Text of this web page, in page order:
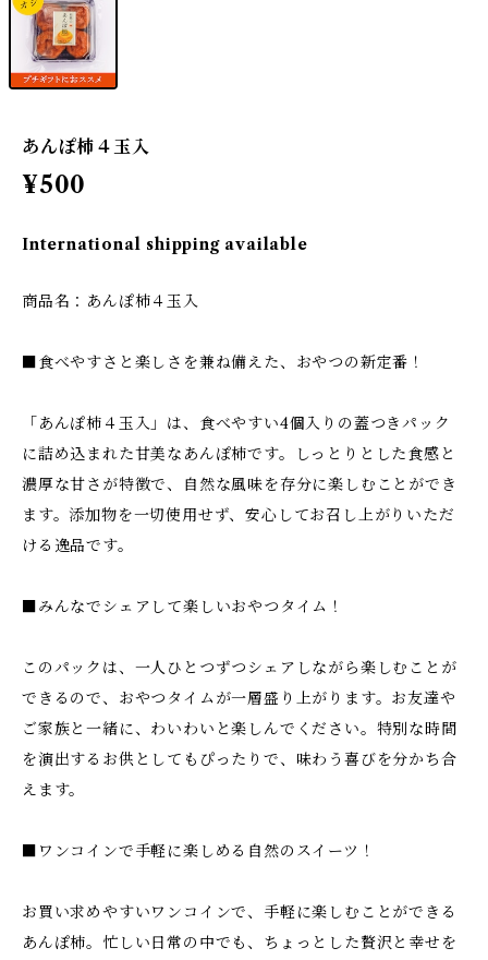
あんぽ柿４玉入
¥500
International shipping available
商品名：あんぽ柿４玉入
■食べやすさと楽しさを兼ね備えた、おやつの新定番！
「あんぽ柿４玉入」は、食べやすい4個入りの蓋つきパック
に詰め込まれた甘美なあんぽ柿です。しっとりとした食感と
濃厚な甘さが特徴で、自然な風味を存分に楽しむことができ
ます。添加物を一切使用せず、安心してお召し上がりいただ
ける逸品です。
■みんなでシェアして楽しいおやつタイム！
このパックは、一人ひとつずつシェアしながら楽しむことが
できるので、おやつタイムが一層盛り上がります。お友達や
ご家族と一緒に、わいわいと楽しんでください。特別な時間
を演出するお供としてもぴったりで、味わう喜びを分かち合
えます。
■ワンコインで手軽に楽しめる自然のスイーツ！
お買い求めやすいワンコインで、手軽に楽しむことができる
あんぽ柿。忙しい日常の中でも、ちょっとした贅沢と幸せを